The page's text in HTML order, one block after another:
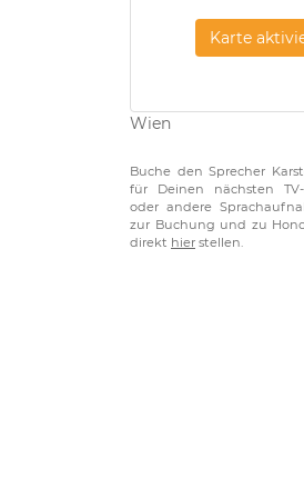
Karte
Wien
Buche den Sprecher
für Deinen nächsten
oder andere
zur Buchung und zu
direkt hier stellen.